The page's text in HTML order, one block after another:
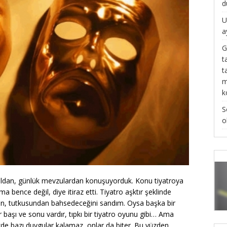
günlük mevzulardan konuşuyorduk. Konu tiyatroya
bence değil, diye itiraz etti. Tiyatro aşktır şeklinde
tutkusundan bahsedeceğini sandım. Oysa başka bir
ve sonu vardır, tıpkı bir tiyatro oyunu gibi… Ama